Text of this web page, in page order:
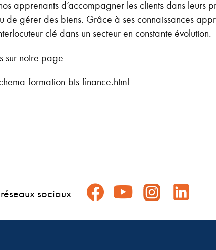
apprenants d’accompagner les clients dans leurs
de gérer des biens. Grâce à ses connaissances
clé dans un secteur en constante évolution.
sur notre page
formation-bts-finance.html
sociaux